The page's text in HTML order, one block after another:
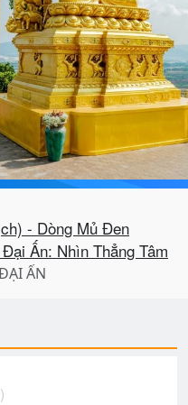
- Dòng Mủ Đen
Ấn: Nhìn Thẳng Tâm
ẤN